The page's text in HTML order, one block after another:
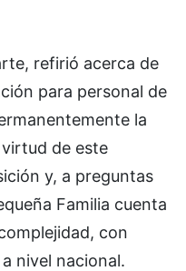
refirió acerca de
para personal de
la
de este
y, a preguntas
Familia cuenta
con
nivel nacional.